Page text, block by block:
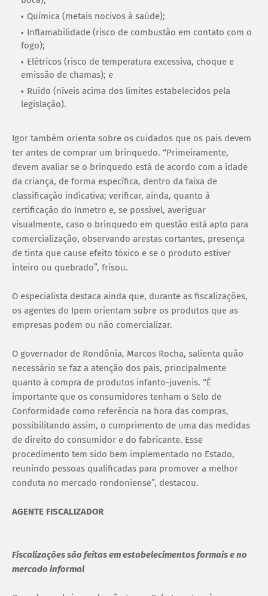
Química (metais nocivos à saúde);
Inflamabilidade (risco de combustão em contato com o
fogo);
Elétricos (risco de temperatura excessiva, choque e
emissão de chamas); e
Ruído (níveis acima dos limites estabelecidos pela
legislação).
Igor também orienta sobre os cuidados que os pais devem
ter antes de comprar um brinquedo. “Primeiramente,
devem avaliar se o brinquedo está de acordo com a idade
da criança, de forma específica, dentro da faixa de
classificação indicativa; verificar, ainda, quanto à
certificação do Inmetro e, se possível, averiguar
visualmente, caso o brinquedo em questão está apto para
comercialização, observando arestas cortantes, presença
de tinta que cause efeito tóxico e se o produto estiver
inteiro ou quebrado”, frisou.
O especialista destaca ainda que, durante as fiscalizações,
os agentes do Ipem orientam sobre os produtos que as
empresas podem ou não comercializar.
O governador de Rondônia, Marcos Rocha, salienta quão
necessário se faz a atenção dos pais, principalmente
quanto à compra de produtos infanto-juvenis. “É
importante que os consumidores tenham o Selo de
Conformidade como referência na hora das compras,
possibilitando assim, o cumprimento de uma das medidas
de direito do consumidor e do fabricante. Esse
procedimento tem sido bem implementado no Estado,
reunindo pessoas qualificadas para promover a melhor
conduta no mercado rondoniense”, destacou.
AGENTE FISCALIZADOR
Fiscalizações são feitas em estabelecimentos formais e no
mercado informal